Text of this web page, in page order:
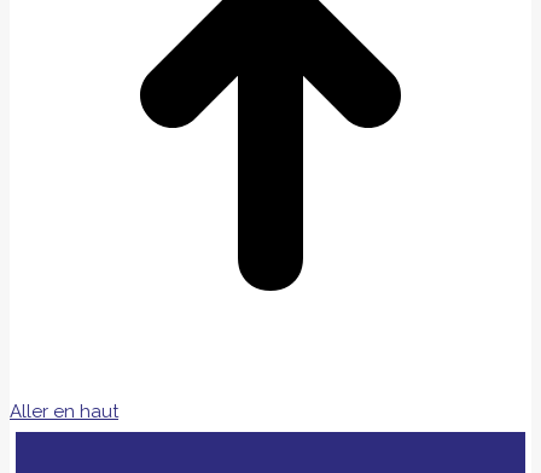
Aller en haut